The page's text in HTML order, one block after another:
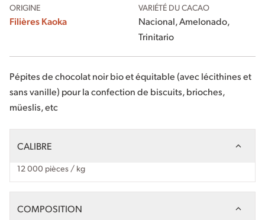
ORIGINE
Filières Kaoka
VARIÉTÉ DU CACAO
Nacional, Amelonado,
Trinitario
Pépites de chocolat noir bio et équitable (avec lécithines et
sans vanille) pour la confection de biscuits, brioches,
müeslis, etc
CALIBRE
12 000 pièces / kg
COMPOSITION